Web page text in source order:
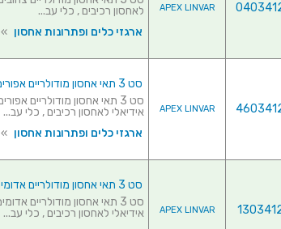
APEX LINVAR
לאחסון רכיבים , כלי עב...
ארגזי כלים ופתרונות אחסון »
APEX LINVAR
סט 3 תאי אחסון מודולריים אפורים - 455MM X 420MM X 295MM
אידיאלי לאחסון רכיבים , כלי עב...
ארגזי כלים ופתרונות אחסון »
APEX LINVAR
סט 3 תאי אחסון מודולריים אדומים - 455MM X 420MM X 295MM
אידיאלי לאחסון רכיבים , כלי עב...